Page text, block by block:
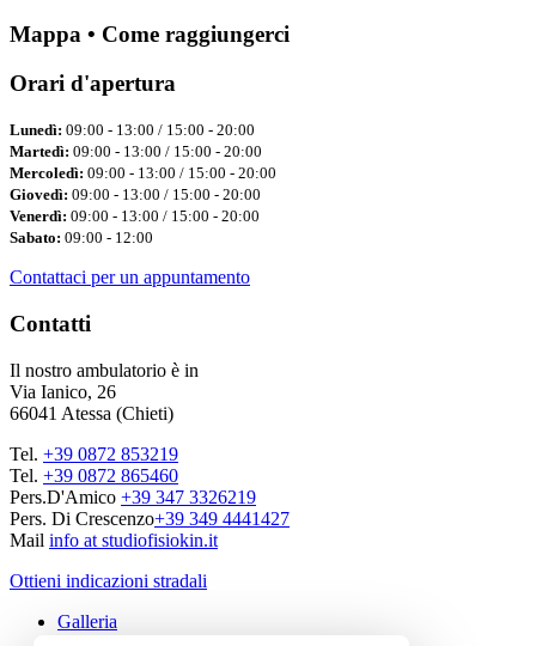
Mappa • Come raggiungerci
Orari d'apertura
Lunedì: 09:00 - 13:00 / 15:00 - 20:00
Martedì: 09:00 - 13:00 / 15:00 - 20:00
Mercoledì: 09:00 - 13:00 / 15:00 - 20:00
Giovedì: 09:00 - 13:00 / 15:00 - 20:00
Venerdì: 09:00 - 13:00 / 15:00 - 20:00
Sabato: 09:00 - 12:00
Contattaci per un appuntamento
Contatti
Il nostro ambulatorio è in
Via Ianico, 26
66041 Atessa (Chieti)
Tel. +39 0872 853219
Tel. +39 0872 865460
Pers.D'Amico +39 347 3326219
Pers. Di Crescenzo+39 349 4441427
Mail info at studiofisiokin.it
Ottieni indicazioni stradali
Galleria